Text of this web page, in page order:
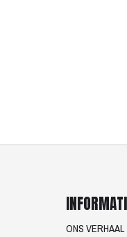
ONS VERHAAL